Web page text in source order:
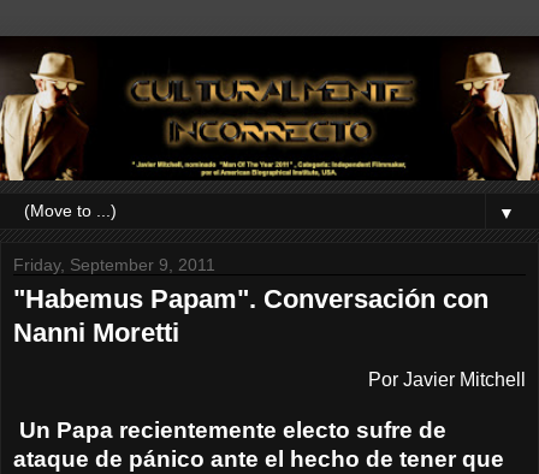
▼
Friday, September 9, 2011
"Habemus Papam". Conversación con
Nanni Moretti
Por Javier Mitchell
Un Papa recientemente electo sufre de
ataque de pánico ante el hecho de tener que